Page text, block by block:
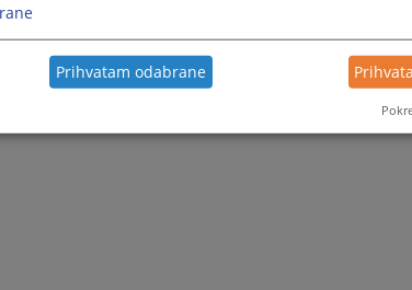
Prihvatam odabrane